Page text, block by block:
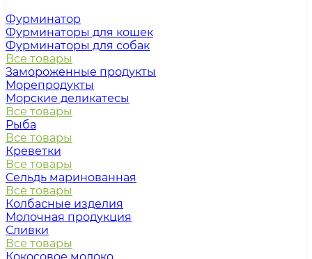
Фурминатор
Фурминаторы для кошек
Фурминаторы для собак
Все товары
Замороженные продукты
Морепродукты
Морские деликатесы
Все товары
Рыба
Все товары
Креветки
Все товары
Сельдь маринованная
Все товары
Колбасные изделия
Молочная продукция
Сливки
Все товары